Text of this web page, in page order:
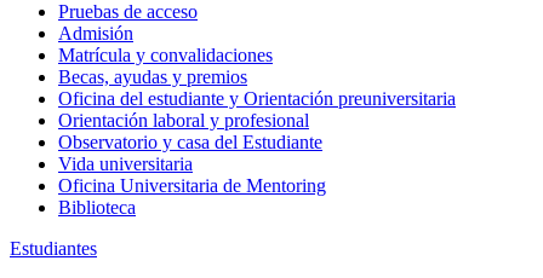
Pruebas de acceso
Admisión
Matrícula y convalidaciones
Becas, ayudas y premios
Oficina del estudiante y Orientación preuniversitaria
Orientación laboral y profesional
Observatorio y casa del Estudiante
Vida universitaria
Oficina Universitaria de Mentoring
Biblioteca
Estudiantes